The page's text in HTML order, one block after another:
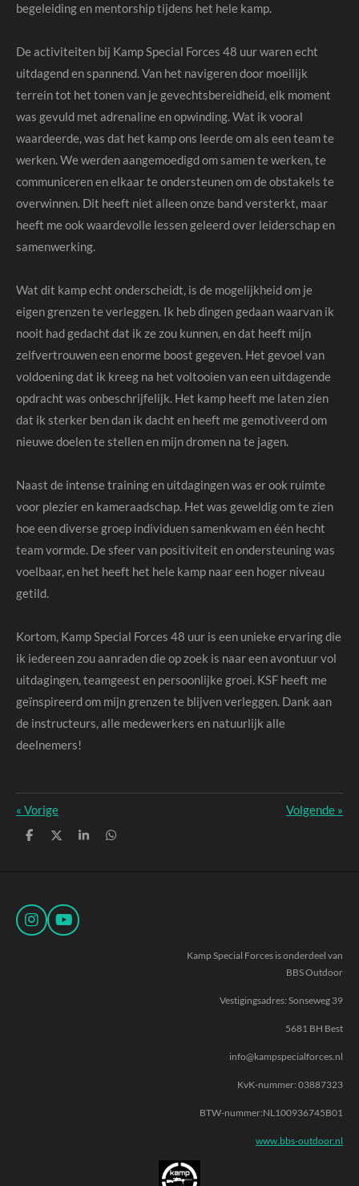
begeleiding en mentorship tijdens het hele kamp.
De activiteiten bij Kamp Special Forces 48 uur waren echt
uitdagend en spannend. Van het navigeren door moeilijk
terrein tot het tonen van je gevechtsbereidheid, elk moment
was gevuld met adrenaline en opwinding. Wat ik vooral
waardeerde, was dat het kamp ons leerde om als een team te
werken. We werden aangemoedigd om samen te werken, te
communiceren en elkaar te ondersteunen om de obstakels te
overwinnen. Dit heeft niet alleen onze band versterkt, maar
heeft me ook waardevolle lessen geleerd over leiderschap en
samenwerking.
Wat dit kamp echt onderscheidt, is de mogelijkheid om je
eigen grenzen te verleggen. Ik heb dingen gedaan waarvan ik
nooit had gedacht dat ik ze zou kunnen, en dat heeft mijn
zelfvertrouwen een enorme boost gegeven. Het gevoel van
voldoening dat ik kreeg na het voltooien van een uitdagende
opdracht was onbeschrijfelijk. Het kamp heeft me laten zien
dat ik sterker ben dan ik dacht en heeft me gemotiveerd om
nieuwe doelen te stellen en mijn dromen na te jagen.
Naast de intense training en uitdagingen was er ook ruimte
voor plezier en kameraadschap. Het was geweldig om te zien
hoe een diverse groep individuen samenkwam en één hecht
team vormde. De sfeer van positiviteit en ondersteuning was
voelbaar, en het heeft het hele kamp naar een hoger niveau
getild.
Kortom, Kamp Special Forces 48 uur is een unieke ervaring die
ik iedereen zou aanraden die op zoek is naar een avontuur vol
uitdagingen, teamgeest en persoonlijke groei. KSF heeft me
geïnspireerd om mijn grenzen te blijven verleggen. Dank aan
de instructeurs, alle medewerkers en natuurlijk alle
deelnemers!
« Vorige Volgende »
D
D
S
D
I
n
Y
o
Kamp Special Forces is onderdeel van
BBS Outdoor
Vestigingsadres: Sonseweg 39
5681 BH Best
info@kampspecialforces.nl
KvK-nummer: 03887323
BTW-nummer:NL100936745B01
www.bbs-outdoor.nl